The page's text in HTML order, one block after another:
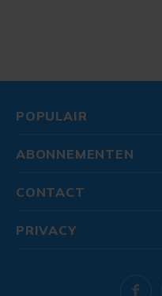
POPULAIR
ABONNEMENTEN
CONTACT
PRIVACY